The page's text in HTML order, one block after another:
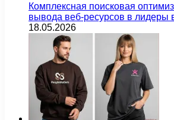
Комплексная поисковая
вывода веб-ресурсов в лидеры
18.05.2026